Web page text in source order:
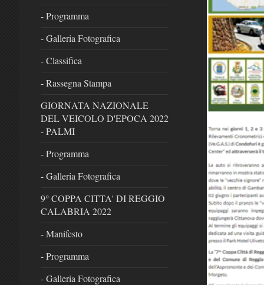
- Programma
- Galleria Fotografica
- Classifica
- Rassegna Stampa
GIORNATA NAZIONALE
DEL VEICOLO D'EPOCA 2022
- PALMI
- Programma
- Galleria Fotografica
9° COPPA CITTA' DI REGGIO
CALABRIA 2022
- Manifesto
- Programma
- Galleria Fotografica